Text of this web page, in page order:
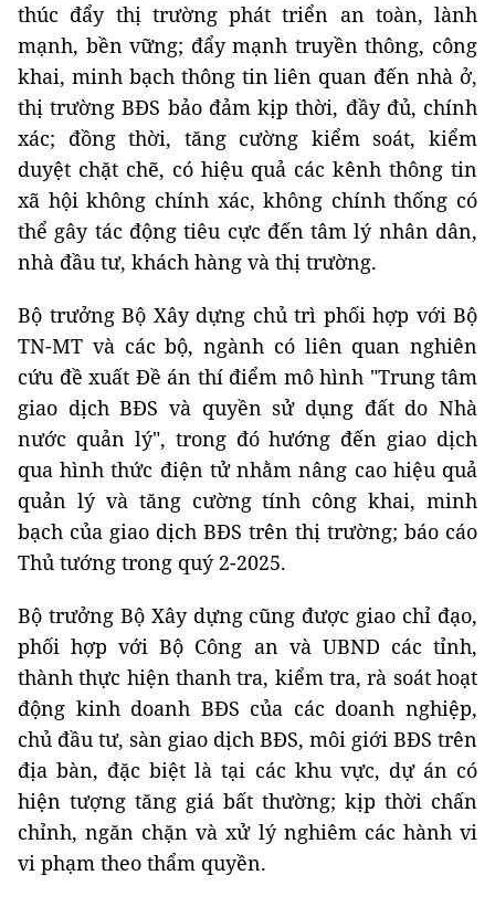
thúc đẩy thị trường phát triển an toàn, lành
mạnh, bền vững; đẩy mạnh truyền thông, công
khai, minh bạch thông tin liên quan đến nhà ở,
thị trường BĐS bảo đảm kịp thời, đầy đủ, chính
xác; đồng thời, tăng cường kiểm soát, kiểm
duyệt chặt chẽ, có hiệu quả các kênh thông tin
xã hội không chính xác, không chính thống có
thể gây tác động tiêu cực đến tâm lý nhân dân,
nhà đầu tư, khách hàng và thị trường.
Bộ trưởng Bộ Xây dựng chủ trì phối hợp với Bộ
TN-MT và các bộ, ngành có liên quan nghiên
cứu đề xuất Đề án thí điểm mô hình "Trung tâm
giao dịch BĐS và quyền sử dụng đất do Nhà
nước quản lý", trong đó hướng đến giao dịch
qua hình thức điện tử nhằm nâng cao hiệu quả
quản lý và tăng cường tính công khai, minh
bạch của giao dịch BĐS trên thị trường; báo cáo
Thủ tướng trong quý 2-2025.
Bộ trưởng Bộ Xây dựng cũng được giao chỉ đạo,
phối hợp với Bộ Công an và UBND các tỉnh,
thành thực hiện thanh tra, kiểm tra, rà soát hoạt
động kinh doanh BĐS của các doanh nghiệp,
chủ đầu tư, sàn giao dịch BĐS, môi giới BĐS trên
địa bàn, đặc biệt là tại các khu vực, dự án có
hiện tượng tăng giá bất thường; kịp thời chấn
chỉnh, ngăn chặn và xử lý nghiêm các hành vi
vi phạm theo thẩm quyền.